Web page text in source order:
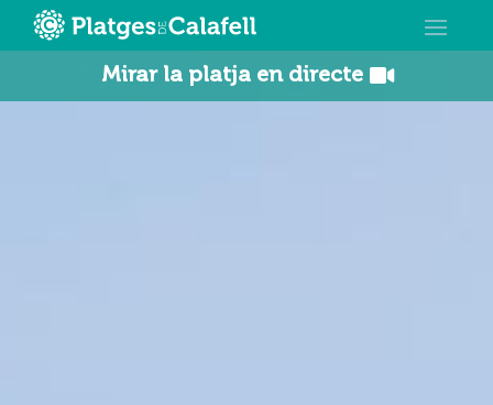
Mirar la platja en directe